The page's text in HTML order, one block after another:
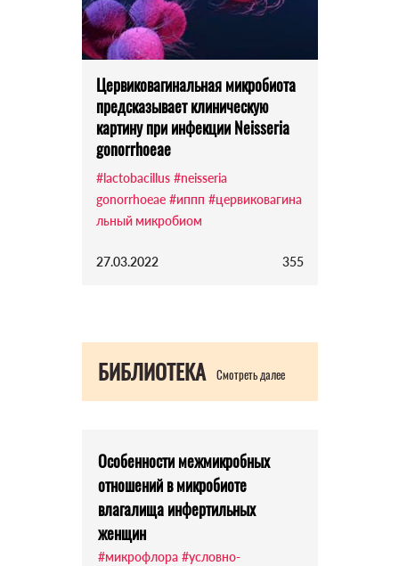
Цервиковагинальная микробиота
предсказывает клиническую
картину при инфекции Neisseria
gonorrhoeae
#lactobacillus #neisseria
gonorrhoeae #иппп #цервиковагина
льный микробиом
27.03.2022 355
БИБЛИОТЕКА Смотреть далее
Особенности межмикробных
отношений в микробиоте
влагалища инфертильных
женщин
#микрофлора #условно-